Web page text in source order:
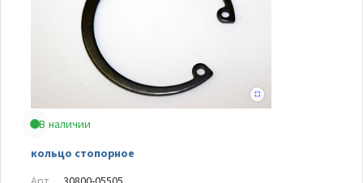
В наличии
кольцо стопорное